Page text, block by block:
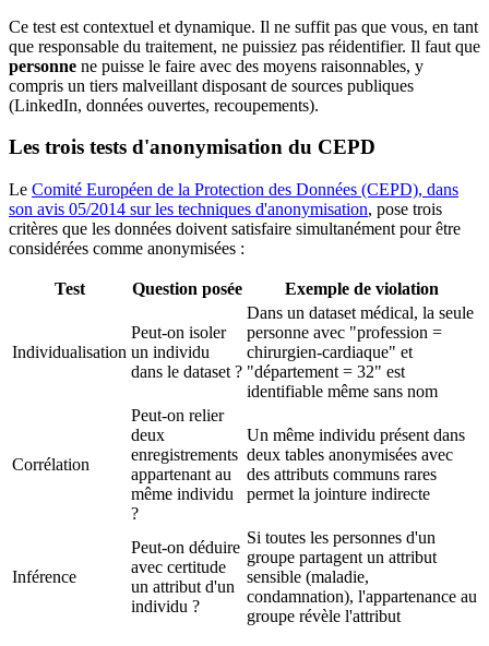
Ce test est contextuel et dynamique. Il ne suffit pas que vous, en tant
que responsable du traitement, ne puissiez pas réidentifier. Il faut que
personne ne puisse le faire avec des moyens raisonnables, y
compris un tiers malveillant disposant de sources publiques
(LinkedIn, données ouvertes, recoupements).
Les trois tests d'anonymisation du CEPD
Le Comité Européen de la Protection des Données (CEPD), dans
son avis 05/2014 sur les techniques d'anonymisation, pose trois
critères que les données doivent satisfaire simultanément pour être
considérées comme anonymisées :
Test Question posée Exemple de violation
Individualisation
Peut-on isoler
un individu
dans le dataset ?
Dans un dataset médical, la seule
personne avec "profession =
chirurgien-cardiaque" et
"département = 32" est
identifiable même sans nom
Corrélation
Peut-on relier
deux
enregistrements
appartenant au
même individu
?
Un même individu présent dans
deux tables anonymisées avec
des attributs communs rares
permet la jointure indirecte
Inférence
Peut-on déduire
avec certitude
un attribut d'un
individu ?
Si toutes les personnes d'un
groupe partagent un attribut
sensible (maladie,
condamnation), l'appartenance au
groupe révèle l'attribut